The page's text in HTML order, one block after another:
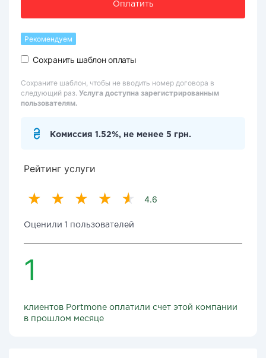
Оплатить
Рекомендуем
Сохранить шаблон оплаты
Сохраните шаблон, чтобы не вводить номер договора в
следующий раз. Услуга доступна зарегистрированным
пользователям.
Комиссия 1.52%, не менее 5 грн.
Рейтинг услуги
4.6
Оценили 1 пользователей
1
клиентов Portmone оплатили счет этой компании
в прошлом месяце